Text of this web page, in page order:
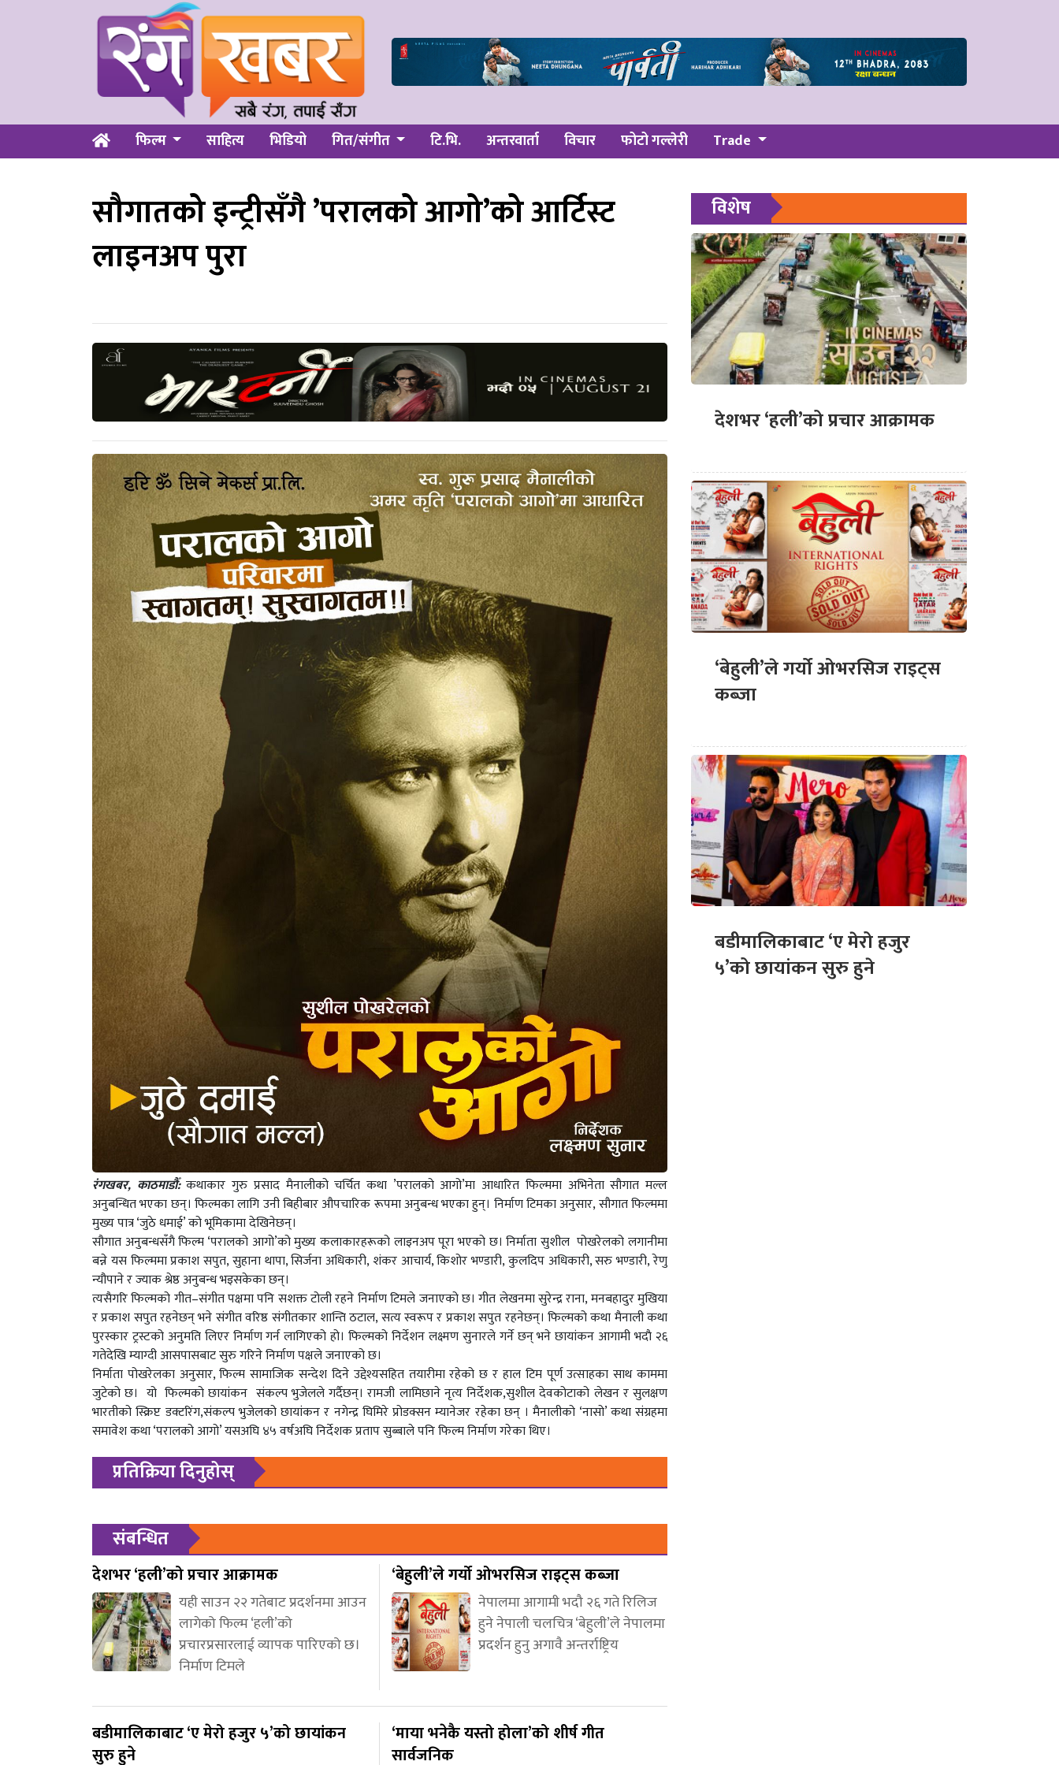
फिल्म साहित्य भिडियो गित/संगीत टि.भि. अन्तरवार्ता विचार फोटो गल्लेरी Trade
सौगातको इन्ट्रीसँगै ’परालको आगो’को आर्टिस्ट
लाइनअप पुरा
रंगखबर, काठमाडौँ:कथाकार गुरु प्रसाद मैनालीको चर्चित कथा ’परालको आगो’मा आधारित फिल्ममा अभिनेता सौगात मल्ल
अनुबन्धित भएका छन्। फिल्मका लागि उनी बिहीबार औपचारिक रूपमा अनुबन्ध भएका हुन्। निर्माण टिमका अनुसार, सौगात फिल्ममा
मुख्य पात्र ‘जुठे धमाई’ को भूमिकामा देखिनेछन्।
सौगात अनुबन्धसँगै फिल्म ‘परालको आगो’को मुख्य कलाकारहरूको लाइनअप पूरा भएको छ। निर्माता सुशील पोखरेलको लगानीमा
बन्ने यस फिल्ममा प्रकाश सपुत, सुहाना थापा, सिर्जना अधिकारी, शंकर आचार्य, किशोर भण्डारी, कुलदिप अधिकारी, सरु भण्डारी, रेणु
न्यौपाने र ज्याक श्रेष्ठ अनुबन्ध भइसकेका छन्।
त्यसैगरि फिल्मको गीत–संगीत पक्षमा पनि सशक्त टोली रहने निर्माण टिमले जनाएको छ। गीत लेखनमा सुरेन्द्र राना, मनबहादुर मुखिया
र प्रकाश सपुत रहनेछन् भने संगीत वरिष्ठ संगीतकार शान्ति ठटाल, सत्य स्वरूप र प्रकाश सपुत रहनेछन्। फिल्मको कथा मैनाली कथा
पुरस्कार ट्रस्टको अनुमति लिएर निर्माण गर्न लागिएको हो। फिल्मको निर्देशन लक्ष्मण सुनारले गर्ने छन् भने छायांकन आगामी भदाै २६
गतेदेखि म्याग्दी आसपासबाट सुरु गरिने निर्माण पक्षले जनाएको छ।
निर्माता पोखरेलका अनुसार, फिल्म सामाजिक सन्देश दिने उद्देश्यसहित तयारीमा रहेको छ र हाल टिम पूर्ण उत्साहका साथ काममा
जुटेको छ। यो फिल्मको छायांकन संकल्प भुजेलले गर्दैछन्। रामजी लामिछाने नृत्य निर्देशक,सुशील देवकोटाको लेखन र सुलक्षण
भारतीको स्क्रिप्ट डक्टरिंग,संकल्प भुजेलको छायांकन र नगेन्द्र घिमिरे प्रोडक्सन म्यानेजर रहेका छन् । मैनालीको ‘नासो’ कथा संग्रहमा
समावेश कथा ‘परालको आगो’ यसअघि ४५ वर्षअघि निर्देशक प्रताप सुब्बाले पनि फिल्म निर्माण गरेका थिए।
प्रतिक्रिया दिनुहोस्
संबन्धित
देशभर ‘हली’को प्रचार आक्रामक
यही साउन २२ गतेबाट प्रदर्शनमा आउन
लागेको फिल्म ‘हली’को
प्रचारप्रसारलाई व्यापक पारिएको छ।
निर्माण टिमले
‘बेहुली’ले गर्यो ओभरसिज राइट्स कब्जा
नेपालमा आगामी भदौ २६ गते रिलिज
हुने नेपाली चलचित्र ‘बेहुली’ले नेपालमा
प्रदर्शन हुनु अगावै अन्तर्राष्ट्रिय
बडीमालिकाबाट ‘ए मेरो हजुर ५’को छायांकन
सुरु हुने
‘माया भनेकै यस्तो होला’को शीर्ष गीत
सार्वजनिक
विशेष
देशभर ‘हली’को प्रचार आक्रामक
‘बेहुली’ले गर्यो ओभरसिज राइट्स
कब्जा
बडीमालिकाबाट ‘ए मेरो हजुर
५’को छायांकन सुरु हुने